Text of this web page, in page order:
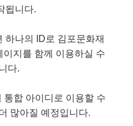
됩니다.
하나의 ID로 김포문화재
지를 함께 이용하실 수
다.
통합 아이디로 이용할 수
많아질 예정입니다.